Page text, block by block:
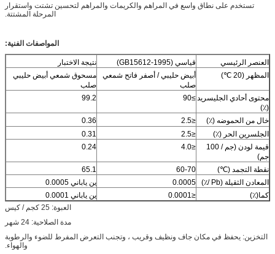
تستخدم على نطاق واسع في المراهم والكريمات والمراهم لتحسين تشتت واستقرار
المرحلة المشتتة.
المواصفات الفنية:
العنصر الرئيسي قياسي (GB15612-1995)
نتيجة الاختبار
المظهر (20 ℃)
أبيض حليبي / أصفر فاتح شمعي
صلب
مسحوق شمعي أبيض حليبي
صلب
محتوى أحادي الجليسريد
(٪)
≥90
99.2
خال من الحموضه (٪) ≤2.5
0.36
الجلسرين الحر (٪)
≤2.5
0.31
قيمة لودن (جم / 100
جم)
≤4.0
0.24
نقطة التجمد (℃) 60-70
65.1
المعادن الثقيلة (Pb /٪)
0.0005
ين ياباني 0.0005
كما(٪)
≤0.0001
ين ياباني 0.0001
العبوة: 25 كجم / كيس
مدة الصلاحية: 24 شهر
التخزين: يحفظ في مكان جاف ونظيف وقريب ، وتجنب التعرض المفرط للضوء والرطوبة
والهواء.